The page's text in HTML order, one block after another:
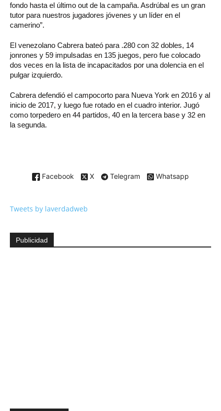
fondo hasta el último out de la campaña. Asdrúbal es un gran
tutor para nuestros jugadores jóvenes y un líder en el
camerino”.
El venezolano Cabrera bateó para .280 con 32 dobles, 14
jonrones y 59 impulsadas en 135 juegos, pero fue colocado
dos veces en la lista de incapacitados por una dolencia en el
pulgar izquierdo.
Cabrera defendió el campocorto para Nueva York en 2016 y al
inicio de 2017, y luego fue rotado en el cuadro interior. Jugó
como torpedero en 44 partidos, 40 en la tercera base y 32 en
la segunda.
Facebook X Telegram Whatsapp
Tweets by laverdadweb
Publicidad